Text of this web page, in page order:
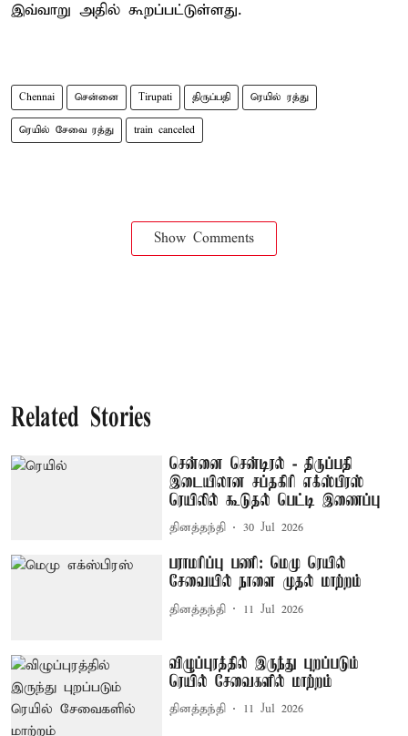
இவ்வாறு அதில் கூறப்பட்டுள்ளது.
Chennai சென்னை Tirupati திருப்பதி ரெயில் ரத்து
ரெயில் சேவை ரத்து train canceled
Show Comments
Related Stories
சென்னை சென்டிரல் - திருப்பதி
இடையிலான சப்தகிரி எக்ஸ்பிரஸ்
ரெயிலில் கூடுதல் பெட்டி இணைப்பு
தினத்தந்தி 30 Jul 2026
பராமரிப்பு பணி: மெமு ரெயில்
சேவையில் நாளை முதல் மாற்றம்
தினத்தந்தி 11 Jul 2026
விழுப்புரத்தில் இருந்து புறப்படும்
ரெயில் சேவைகளில் மாற்றம்
தினத்தந்தி 11 Jul 2026